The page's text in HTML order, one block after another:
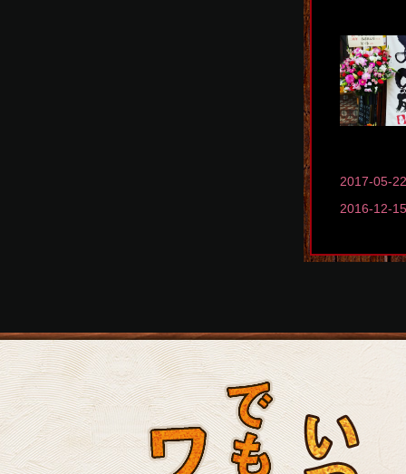
2017-05-22
2016-12-15